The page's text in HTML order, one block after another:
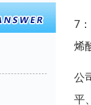
7
烯
公
平